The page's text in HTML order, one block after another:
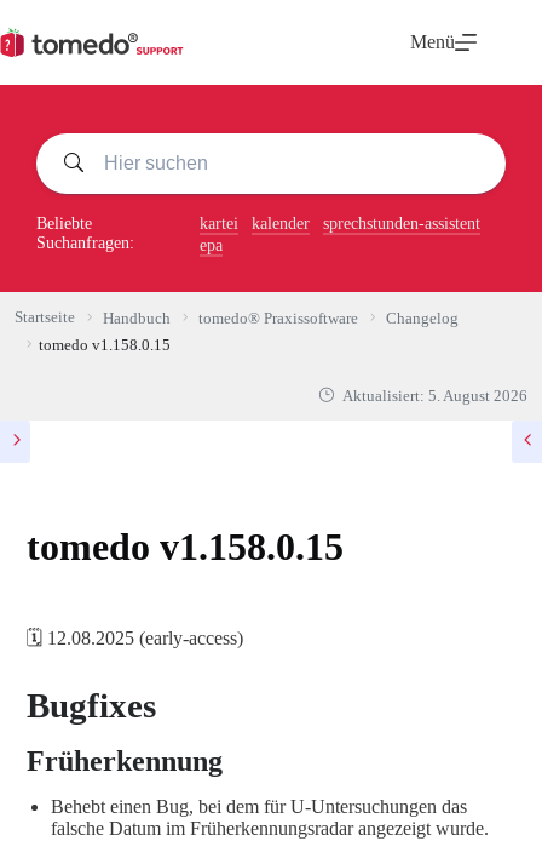
Inhalt
springen
Menü
Beliebte
Suchanfragen:
kartei kalender
sprechstunden-assistent
epa
Startseite Handbuch tomedo® Praxissoftware
Changelog
tomedo v1.158.0.15
Aktualisiert: 5. August 2026
tomedo v1.158.0.15
🗓️ 12.08.2025 (early-access)
Bugfixes
Früherkennung
Behebt einen Bug, bei dem für U-Untersuchungen das
falsche Datum im Früherkennungsradar angezeigt wurde.